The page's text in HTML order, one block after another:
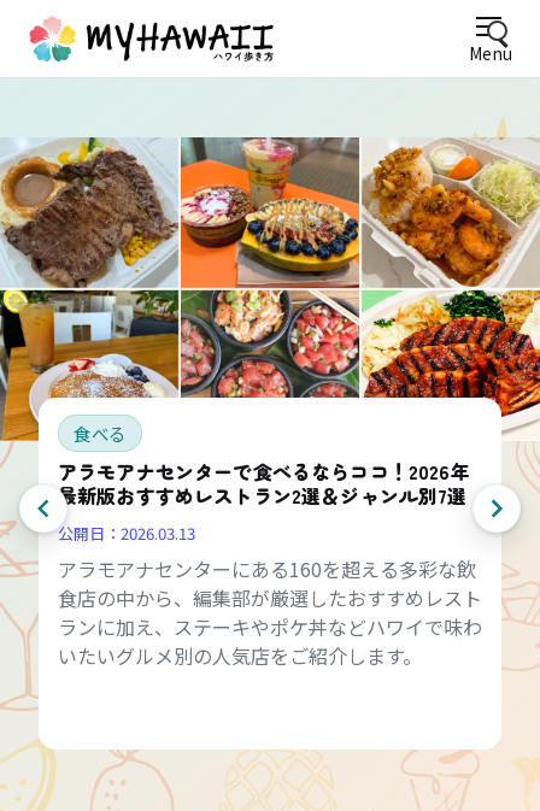
Menu
食べる
アラモアナセンターで食べるならココ！2026年
最新版おすすめレストラン2選＆ジャンル別7選
公開日： 2026.03.13
アラモアナセンターにある160を超える多彩な飲
食店の中から、編集部が厳選したおすすめレスト
ランに加え、ステーキやポケ丼などハワイで味わ
いたいグルメ別の人気店をご紹介します。